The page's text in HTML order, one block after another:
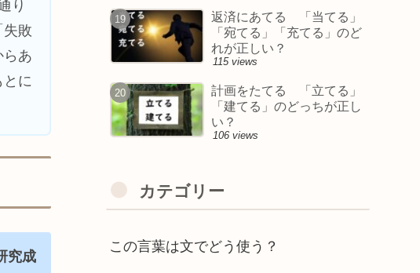
り
失敗
らあ
とに
究成
返済にあてる 「当てる」
「宛てる」「充てる」のど
れが正しい？
115 views
計画をたてる 「立てる」
「建てる」のどっちが正し
い？
106 views
カテゴリー
この言葉は文でどう使う？